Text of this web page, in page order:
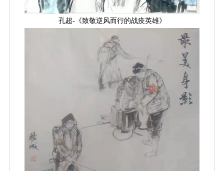
孔超-《致敬逆风而行的战疫英雄》